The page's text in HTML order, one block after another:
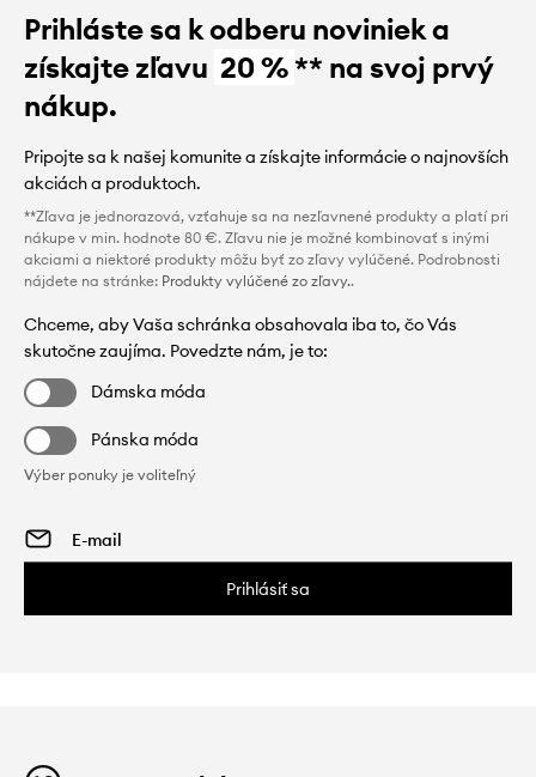
Prihláste sa k odberu noviniek a
získajte zľavu 20 %** na svoj prvý
nákup.
Pripojte sa k našej komunite a získajte informácie o najnovších
akciách a produktoch.
**Zľava je jednorazová, vzťahuje sa na nezľavnené produkty a platí pri
nákupe v min. hodnote 80 €. Zľavu nie je možné kombinovať s inými
akciami a niektoré produkty môžu byť zo zľavy vylúčené. Podrobnosti
nájdete na stránke: Produkty vylúčené zo zľavy..
Chceme, aby Vaša schránka obsahovala iba to, čo Vás
skutočne zaujíma. Povedzte nám, je to:
Dámska móda
Pánska móda
Výber ponuky je voliteľný
Prihlásiť sa